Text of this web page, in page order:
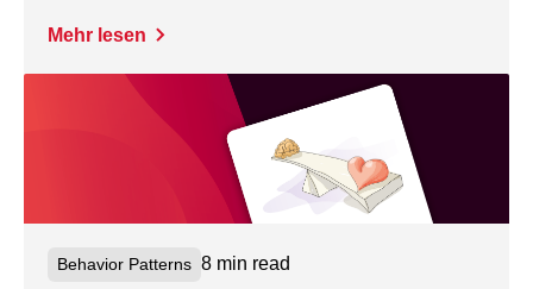
Mehr lesen
Behavior Patterns 8 min read